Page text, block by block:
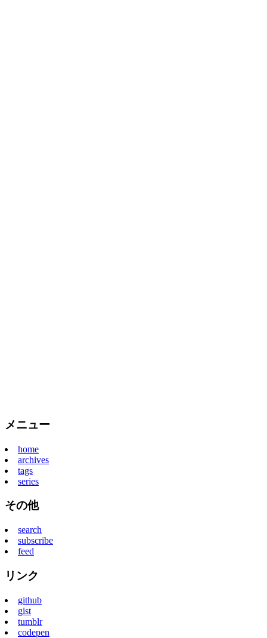
メニュー
home
archives
tags
series
その他
search
subscribe
feed
リンク
github
gist
tumblr
codepen